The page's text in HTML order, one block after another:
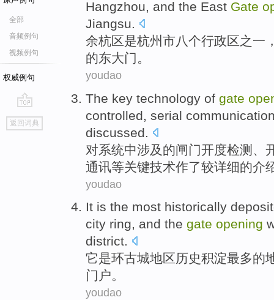
全部
音频例句
视频例句
权威例句
go
top
返回词典
Hangzhou, and the East Gate
Jiangsu.
余杭区是杭州市八个行政区之一
的东大门。
youdao
The key technology of gate
controlled serial
discussed
对系统中涉及 的闸门开度检测
、
通讯等关键技术作了较详细的介
youdao
It is the most historically
city ring, and the gate opening
district.
它是环古城地区历史积淀最多的
门户。
youdao